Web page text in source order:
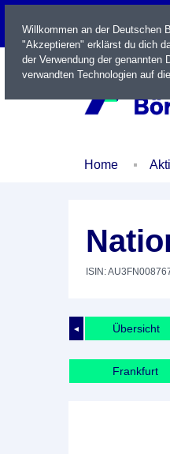
Home
ISIN:
◄ Übersicht
Frankfurt
Willkommen an der Deutschen
"Akzeptieren" erklärst du dich
der Verwendung der genannten
verwandten Technologien auf